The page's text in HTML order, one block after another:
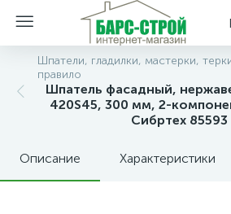
Шпатели, гладилки, мастерки,
правило
Шпатель фасадный,
420S45, 300 мм, 2-
Сибртех 85593
Описание Характеристики